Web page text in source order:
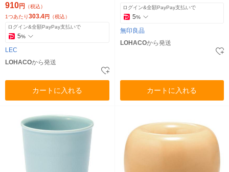
910円 （税込）
1つあたり303.4円 （税込）
ログイン&全額PayPay支払いで
5%
LEC
LOHACOから発送
カートに入れる
ログイン&全額PayPay支払いで
5%
無印良品
LOHACOから発送
カートに入れる